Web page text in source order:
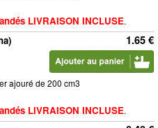
LIVRAISON INCLUSE.
1.65 €
ajouré de 200 cm3
LIVRAISON INCLUSE.